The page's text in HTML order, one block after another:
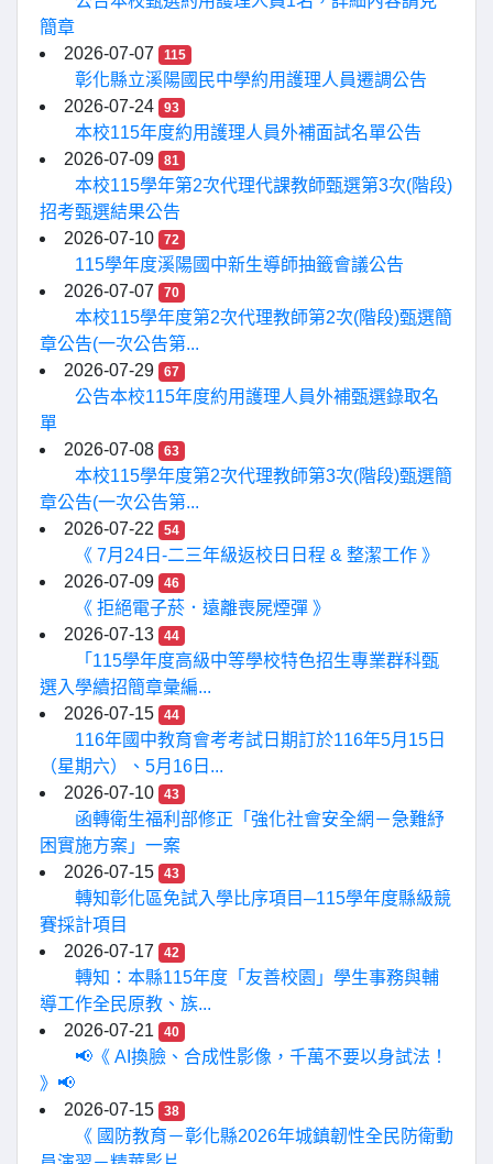
簡章
2026-07-07
115
彰化縣立溪陽國民中學約用護理人員遷調公告
2026-07-24
93
本校115年度約用護理人員外補面試名單公告
2026-07-09
81
本校115學年第2次代理代課教師甄選第3次(階段)
招考甄選結果公告
2026-07-10
72
115學年度溪陽國中新生導師抽籤會議公告
2026-07-07
70
本校115學年度第2次代理教師第2次(階段)甄選簡
章公告(一次公告第...
2026-07-29
67
公告本校115年度約用護理人員外補甄選錄取名
單
2026-07-08
63
本校115學年度第2次代理教師第3次(階段)甄選簡
章公告(一次公告第...
2026-07-22
54
《 7月24日-二三年級返校日日程 & 整潔工作 》
2026-07-09
46
《 拒絕電子菸．遠離喪屍煙彈 》
2026-07-13
44
「115學年度高級中等學校特色招生專業群科甄
選入學續招簡章彙編...
2026-07-15
44
116年國中教育會考考試日期訂於116年5月15日
（星期六）、5月16日...
2026-07-10
43
函轉衛生福利部修正「強化社會安全網－急難紓
困實施方案」一案
2026-07-15
43
轉知彰化區免試入學比序項目─115學年度縣級競
賽採計項目
2026-07-17
42
轉知：本縣115年度「友善校園」學生事務與輔
導工作全民原教、族...
2026-07-21
40
📢《 AI換臉、合成性影像，千萬不要以身試法！
》📢
2026-07-15
38
《 國防教育－彰化縣2026年城鎮韌性全民防衛動